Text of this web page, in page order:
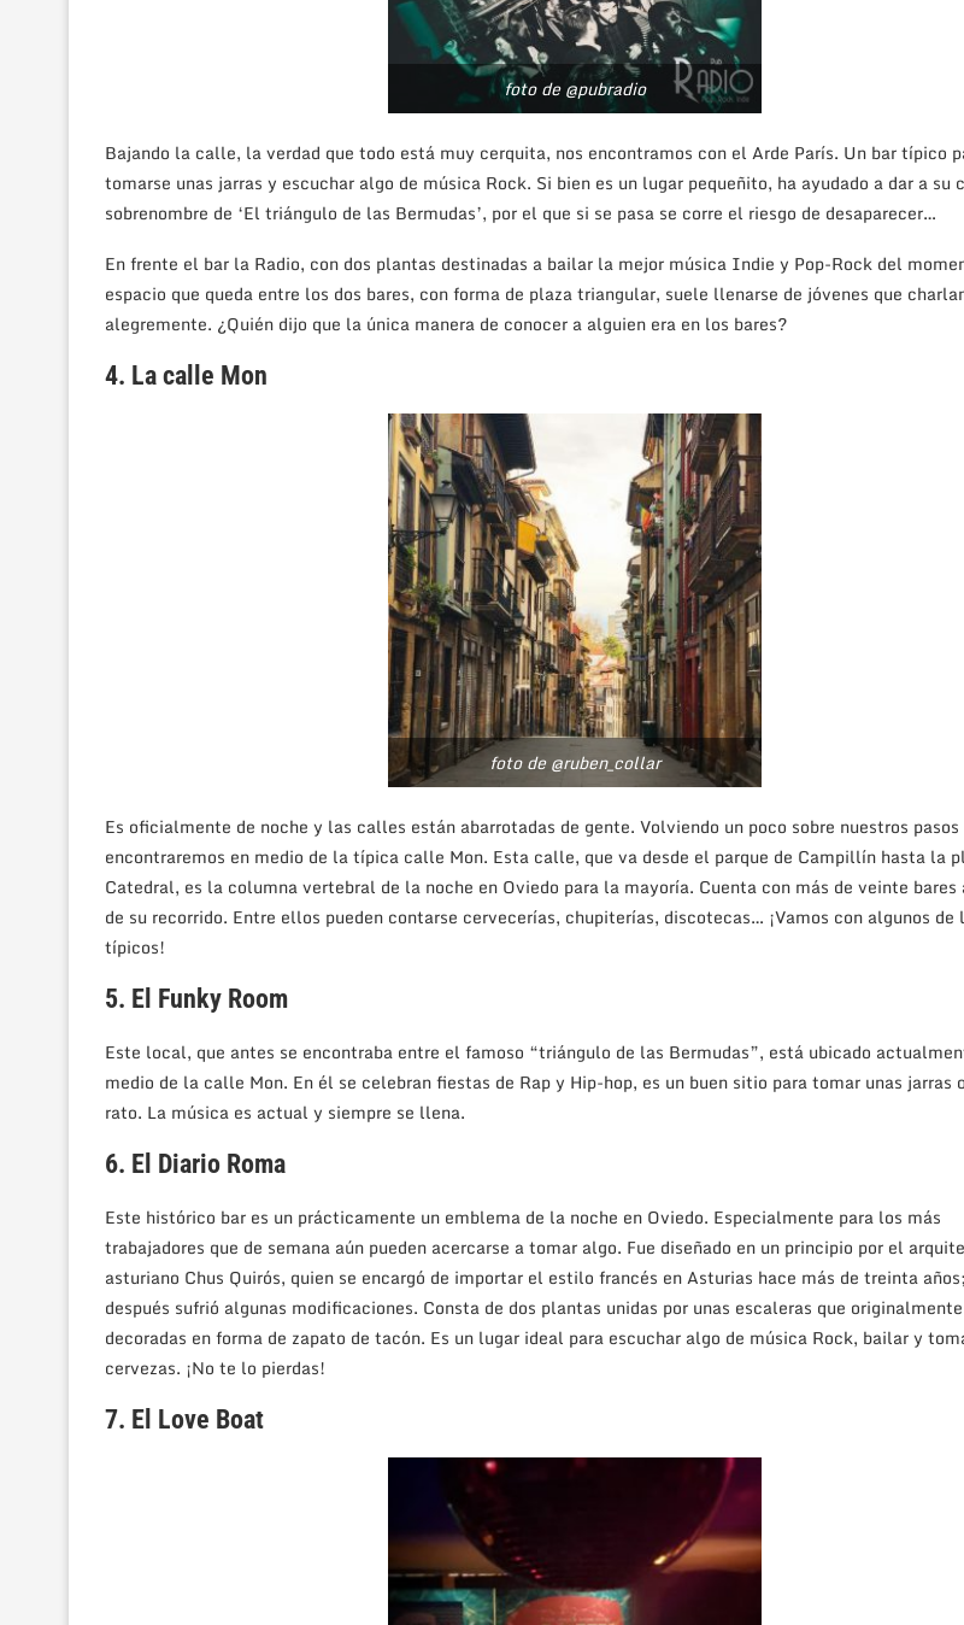
foto de @pubradio
Bajando la calle, la verdad que todo está muy cerquita, nos encontramos con el Arde París. Un bar típico
tomarse unas jarras y escuchar algo de música Rock. Si bien es un lugar pequeñito, ha ayudado a dar a su
sobrenombre de ‘El triángulo de las Bermudas’, por el que si se pasa se corre el riesgo de desaparecer…
En frente el bar la Radio, con dos plantas destinadas a bailar la mejor música Indie y Pop-Rock del
espacio que queda entre los dos bares, con forma de plaza triangular, suele llenarse de jóvenes que
alegremente. ¿Quién dijo que la única manera de conocer a alguien era en los bares?
4. La calle Mon
foto de @ruben_collar
Es oficialmente de noche y las calles están abarrotadas de gente. Volviendo un poco sobre nuestros pasos
encontraremos en medio de la típica calle Mon. Esta calle, que va desde el parque de Campillín hasta la
Catedral, es la columna vertebral de la noche en Oviedo para la mayoría. Cuenta con más de veinte bares
de su recorrido. Entre ellos pueden contarse cervecerías, chupiterías, discotecas… ¡Vamos con algunos de
típicos!
5. El Funky Room
Este local, que antes se encontraba entre el famoso “triángulo de las Bermudas”, está ubicado
medio de la calle Mon. En él se celebran fiestas de Rap y Hip-hop, es un buen sitio para tomar unas jarras
rato. La música es actual y siempre se llena.
6. El Diario Roma
Este histórico bar es un prácticamente un emblema de la noche en Oviedo. Especialmente para los más
trabajadores que de semana aún pueden acercarse a tomar algo. Fue diseñado en un principio por el
asturiano Chus Quirós, quien se encargó de importar el estilo francés en Asturias hace más de treinta
después sufrió algunas modificaciones. Consta de dos plantas unidas por unas escaleras que
decoradas en forma de zapato de tacón. Es un lugar ideal para escuchar algo de música Rock, bailar y
cervezas. ¡No te lo pierdas!
7. El Love Boat